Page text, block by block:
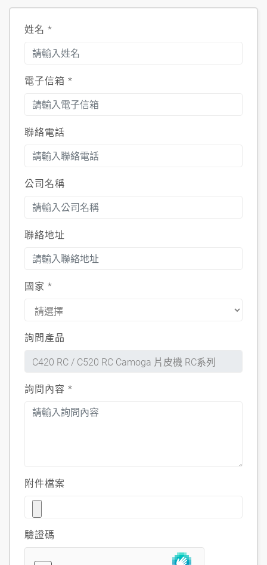
姓名 *
電子信箱 *
聯絡電話
公司名稱
聯絡地址
國家 *
詢問產品
詢問內容 *
附件檔案
驗證碼